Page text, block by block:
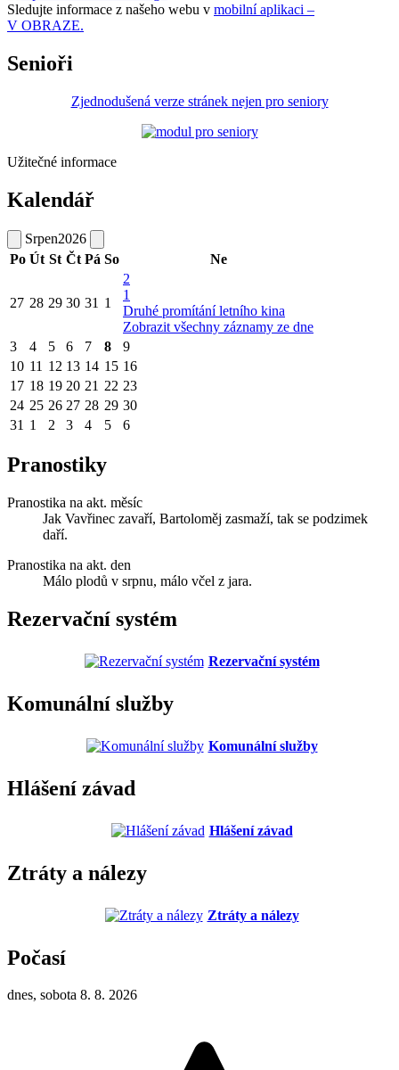
Sledujte informace z našeho webu v mobilní aplikaci –
V OBRAZE.
Senioři
Zjednodušená verze stránek nejen pro seniory
Užitečné informace
Kalendář
Srpen2026
Po Út St Čt Pá So Ne
27 28 29 30 31 1
2
1
Druhé promítání letního kina
Zobrazit všechny záznamy ze dne
3
4 5 6 7 8
9
10 11 12 13 14 15 16
17 18 19 20 21 22 23
24 25 26 27 28 29 30
31 1 2 3 4 5 6
Pranostiky
Pranostika na akt. měsíc
Jak Vavřinec zavaří, Bartoloměj zasmaží, tak se podzimek
daří.
Pranostika na akt. den
Málo plodů v srpnu, málo včel z jara.
Rezervační systém
Rezervační systém
Komunální služby
Komunální služby
Hlášení závad
Hlášení závad
Ztráty a nálezy
Ztráty a nálezy
Počasí
dnes, sobota 8. 8. 2026